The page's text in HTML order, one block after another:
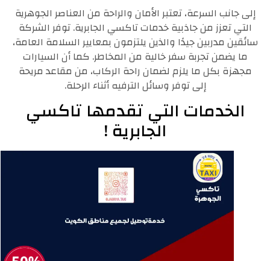
إلى جانب السرعة، تعتبر الأمان والراحة من العناصر الجوهرية
التي تعزز من جاذبية خدمات تاكسي الجابرية. توفر الشركة
سائقين مدربين جيدًا والذين يلتزمون بمعايير السلامة العامة،
ما يضمن تجربة سفر خالية من المخاطر. كما أن السيارات
مجهزة بكل ما يلزم لضمان راحة الركاب، من مقاعد مريحة
إلى توفر وسائل الترفيه أثناء الرحلة.
الخدمات التي تقدمها تاكسي
الجابرية !